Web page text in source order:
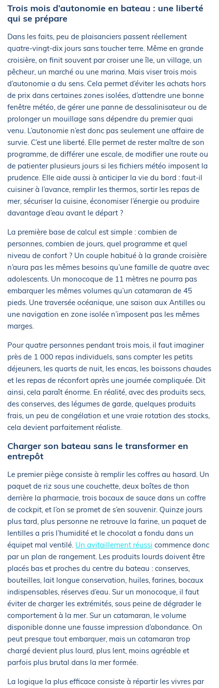
Trois mois d’autonomie en bateau : une liberté
qui se prépare
Dans les faits, peu de plaisanciers passent réellement
quatre-vingt-dix jours sans toucher terre. Même en grande
croisière, on finit souvent par croiser une île, un village, un
pêcheur, un marché ou une marina. Mais viser trois mois
d’autonomie a du sens. Cela permet d’éviter les achats hors
de prix dans certaines zones isolées, d’attendre une bonne
fenêtre météo, de gérer une panne de dessalinisateur ou de
prolonger un mouillage sans dépendre du premier quai
venu. L’autonomie n’est donc pas seulement une affaire de
survie. C’est une liberté. Elle permet de rester maître de son
programme, de différer une escale, de modifier une route ou
de patienter plusieurs jours si les fichiers météo imposent la
prudence. Elle aide aussi à anticiper la vie du bord : faut-il
cuisiner à l’avance, remplir les thermos, sortir les repas de
mer, sécuriser la cuisine, économiser l’énergie ou produire
davantage d’eau avant le départ ?
La première base de calcul est simple : combien de
personnes, combien de jours, quel programme et quel
niveau de confort ? Un couple habitué à la grande croisière
n’aura pas les mêmes besoins qu’une famille de quatre avec
adolescents. Un monocoque de 11 mètres ne pourra pas
embarquer les mêmes volumes qu’un catamaran de 45
pieds. Une traversée océanique, une saison aux Antilles ou
une navigation en zone isolée n’imposent pas les mêmes
marges.
Pour quatre personnes pendant trois mois, il faut imaginer
près de 1 000 repas individuels, sans compter les petits
déjeuners, les quarts de nuit, les encas, les boissons chaudes
et les repas de réconfort après une journée compliquée. Dit
ainsi, cela paraît énorme. En réalité, avec des produits secs,
des conserves, des légumes de garde, quelques produits
frais, un peu de congélation et une vraie rotation des stocks,
cela devient parfaitement réaliste.
Charger son bateau sans le transformer en
entrepôt
Le premier piège consiste à remplir les coffres au hasard. Un
paquet de riz sous une couchette, deux boîtes de thon
derrière la pharmacie, trois bocaux de sauce dans un coffre
de cockpit, et l’on se promet de s’en souvenir. Quinze jours
plus tard, plus personne ne retrouve la farine, un paquet de
lentilles a pris l’humidité et le chocolat a fondu dans un
équipet mal ventilé. Un avitaillement réussi commence donc
par un plan de rangement. Les produits lourds doivent être
placés bas et proches du centre du bateau : conserves,
bouteilles, lait longue conservation, huiles, farines, bocaux
indispensables, réserves d’eau. Sur un monocoque, il faut
éviter de charger les extrémités, sous peine de dégrader le
comportement à la mer. Sur un catamaran, le volume
disponible donne une fausse impression d’abondance. On
peut presque tout embarquer, mais un catamaran trop
chargé devient plus lourd, plus lent, moins agréable et
parfois plus brutal dans la mer formée.
La logique la plus efficace consiste à répartir les vivres par